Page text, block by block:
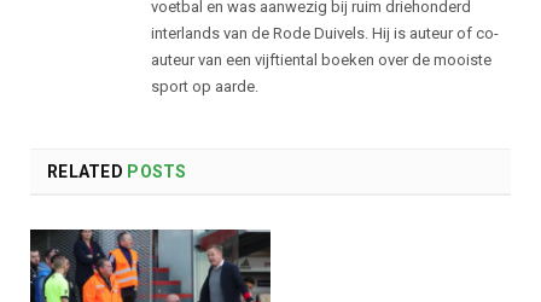
voetbal en was aanwezig bij ruim driehonderd
interlands van de Rode Duivels. Hij is auteur of co-
auteur van een vijftiental boeken over de mooiste
sport op aarde.
RELATED POSTS